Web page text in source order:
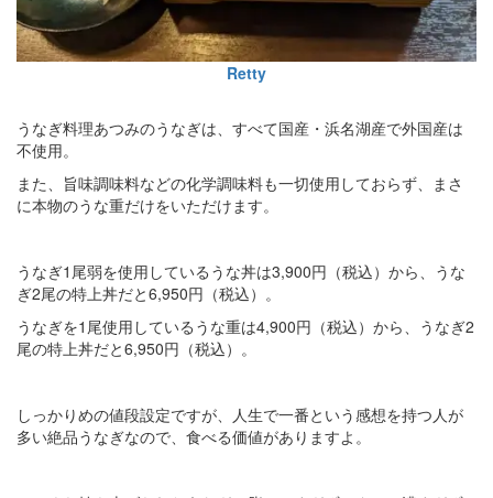
Retty
うなぎ料理あつみのうなぎは、すべて国産・浜名湖産で外国産は
不使用。
また、旨味調味料などの化学調味料も一切使用しておらず、まさ
に本物のうな重だけをいただけます。
うなぎ1尾弱を使用しているうな丼は3,900円（税込）から、うな
ぎ2尾の特上丼だと6,950円（税込）。
うなぎを1尾使用しているうな重は4,900円（税込）から、うなぎ2
尾の特上丼だと6,950円（税込）。
しっかりめの値段設定ですが、人生で一番という感想を持つ人が
多い絶品うなぎなので、食べる価値がありますよ。